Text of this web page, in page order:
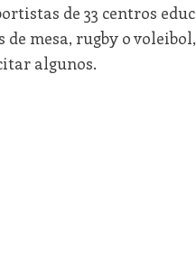
de 33 centros
mesa, rugby o
algunos.